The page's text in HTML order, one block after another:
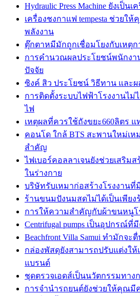
Hydraulic Press Machine ยังเป็น
เครื่องชงกาแฟ tempesta ช่วยใ
พลังงาน
ตุ๊กตาหมีมักถูกเชื่อมโยงกับเหตุ
การคำนวณผลประโยชน์พนักงา
ปัจจัย
ซิงค์ สิว ประโยชน์ วิธีทาน และผ
การติดตั้งระบบไฟฟ้าโรงงานไม่
ไฟ
เหตุผลที่ควรใช้ถังขยะ660ลิตร แ
คอนโด ใกล้ BTS สะพานใหม่เ
สำคัญ
ไฟเบอร์คอลลาเจนยังช่วยเสริม
ในร่างกาย
บริษัทรับเหมาก่อสร้างโรงงาน
ร้านขนมปังนมสดไม่ได้เป็นเพีย
การให้ความสำคัญกับผ้าขนหนูโ
Centrifugal pumps เป็นอุปกรณ์
Beachfront Villa Samui ทำมักจะ
กล่องพัสดุยังสามารถปรับแต่งใ
แบรนด์
ชุดตรวจเอดส์เป็นนวัตกรรมทาง
การจำนำรถยนต์ยังช่วยให้คุณมี